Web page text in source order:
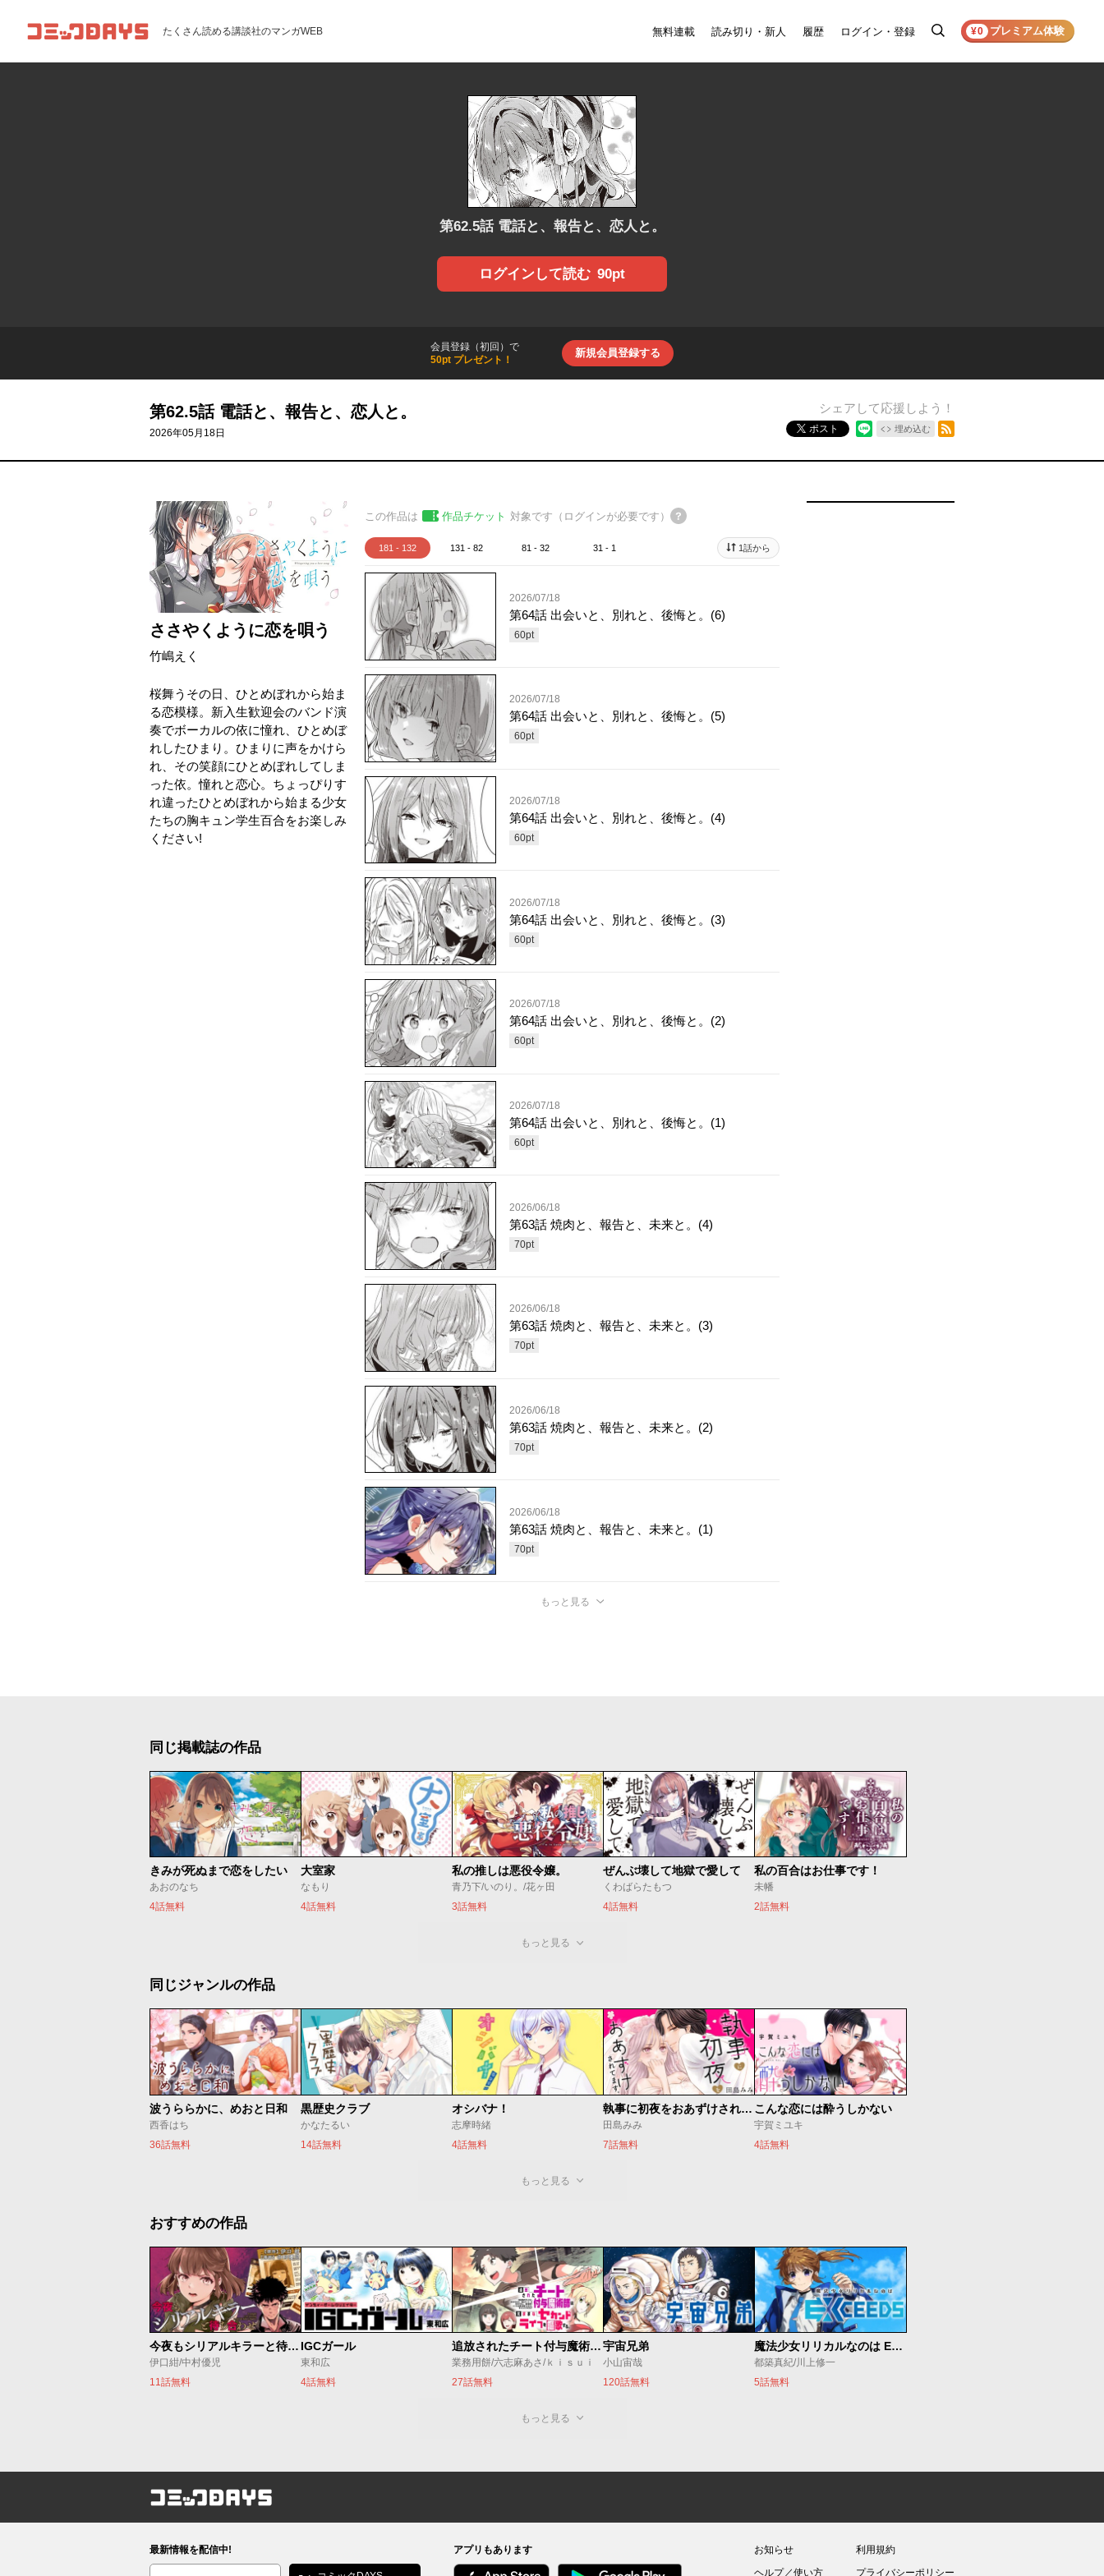
コミックDAYS たくさん読める講談社のマンガWEB 無料連載 読み切り・新人 履歴 ログイン・登録
検
¥0 プレミアム体験
第62.5話 電話と、報告と、恋人と。
ログインして読む 90pt
会員登録（初回）で
50pt プレゼント！
新規会員登録する
第62.5話 電話と、報告と、恋人と。
2026年05月18日
シェアして応援しよう！
ポスト 埋め込む
ささやくように恋を唄う
竹嶋えく
桜舞うその日、ひとめぼれから始ま
る恋模様。新入生歓迎会のバンド演
奏でボーカルの依に憧れ、ひとめぼ
れしたひまり。ひまりに声をかけら
れ、その笑顔にひとめぼれしてしま
った依。憧れと恋心。ちょっぴりす
れ違ったひとめぼれから始まる少女
たちの胸キュン学生百合をお楽しみ
ください!
この作品は 作品チケット 対象です（ログインが必要です）
181 - 132 131 - 82 81 - 32 31 - 1 1話から
2026/07/18
第64話 出会いと、別れと、後悔と。(6)
60pt
2026/07/18
第64話 出会いと、別れと、後悔と。(5)
60pt
2026/07/18
第64話 出会いと、別れと、後悔と。(4)
60pt
2026/07/18
第64話 出会いと、別れと、後悔と。(3)
60pt
2026/07/18
第64話 出会いと、別れと、後悔と。(2)
60pt
2026/07/18
第64話 出会いと、別れと、後悔と。(1)
60pt
2026/06/18
第63話 焼肉と、報告と、未来と。(4)
70pt
2026/06/18
第63話 焼肉と、報告と、未来と。(3)
70pt
2026/06/18
第63話 焼肉と、報告と、未来と。(2)
70pt
2026/06/18
第63話 焼肉と、報告と、未来と。(1)
70pt
もっと見る
同じ掲載誌の作品
きみが死ぬまで恋をしたい
あおのなち
4話無料
大室家
なもり
4話無料
私の推しは悪役令嬢。
青乃下/いのり。/花ヶ田
3話無料
ぜんぶ壊して地獄で愛して
くわばらたもつ
4話無料
私の百合はお仕事です！
未幡
2話無料
もっと見る
同じジャンルの作品
波うららかに、めおと日和
西香はち
36話無料
黒歴史クラブ
かなたるい
14話無料
オシバナ！
志摩時緒
4話無料
執事に初夜をおあずけされてます。
田島みみ
7話無料
こんな恋には酔うしかない
宇賀ミユキ
4話無料
もっと見る
おすすめの作品
今夜もシリアルキラーと待ち合わせ
伊口紺/中村優児
11話無料
IGCガール
東和広
4話無料
追放されたチート付与魔術師は気ままなセカンドライフを謳歌する。 ～俺は武器だけじゃなく、あらゆるものに『強化ポイント』を付与できるし、俺の意思でいつでも効果を解除できるけど、残った人たち大丈夫？～
業務用餅/六志麻あさ/ｋｉｓｕｉ
27話無料
宇宙兄弟
小山宙哉
120話無料
魔法少女リリカルなのは EXCEEDS
都築真紀/川上修一
5話無料
もっと見る
コミックDAYS
最新情報を配信中! アプリもあります
お知らせ
ヘルプ／使い方
利用規約
プライバシーポリシー